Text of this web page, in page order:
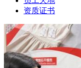
资质证书